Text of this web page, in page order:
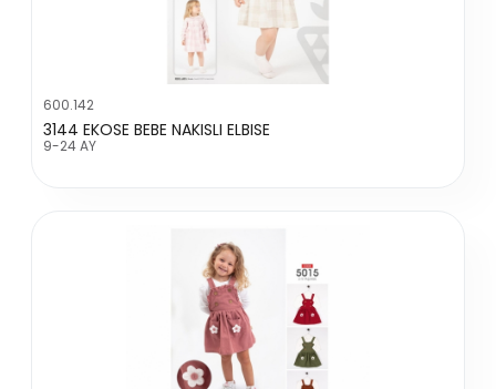
600.142
3144 EKOSE BEBE NAKISLI ELBISE
9-24 AY